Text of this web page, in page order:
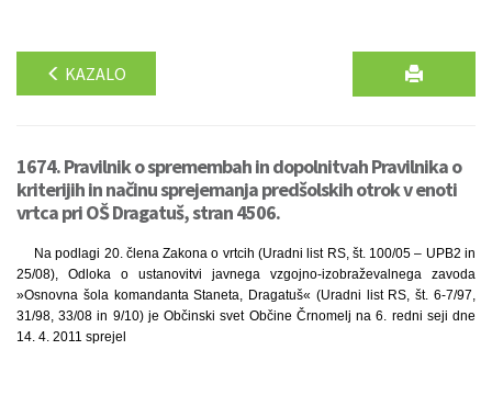
KAZALO
1674. Pravilnik o spremembah in dopolnitvah Pravilnika o
kriterijih in načinu sprejemanja predšolskih otrok v enoti
vrtca pri OŠ Dragatuš, stran 4506.
Na podlagi 20. člena Zakona o vrtcih (Uradni list RS, št. 100/05 – UPB2 in
25/08), Odloka o ustanovitvi javnega vzgojno-izobraževalnega zavoda
»Osnovna šola komandanta Staneta, Dragatuš« (Uradni list RS, št. 6-7/97,
31/98, 33/08 in 9/10) je Občinski svet Občine Črnomelj na 6. redni seji dne
14. 4. 2011 sprejel